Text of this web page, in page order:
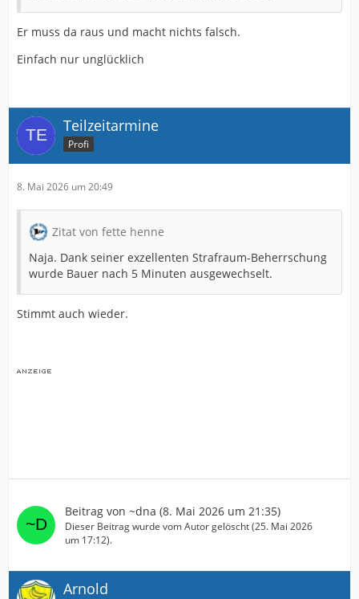
Er muss da raus und macht nichts falsch.
Einfach nur unglücklich
Teilzeitarmine
Profi
8. Mai 2026 um 20:49
Zitat von fette henne
Naja. Dank seiner exzellenten Strafraum-Beherrschung
wurde Bauer nach 5 Minuten ausgewechselt.
Stimmt auch wieder.
Beitrag von ~dna (8. Mai 2026 um 21:35)
Dieser Beitrag wurde vom Autor gelöscht (25. Mai 2026
um 17:12).
Arnold